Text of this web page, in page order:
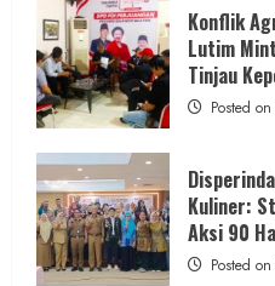
Konflik
Lutim
Tinjau
Posted
Kuliner:
Aksi 90
Posted